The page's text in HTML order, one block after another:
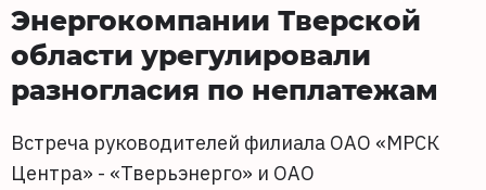
Энергокомпании Тверской
области урегулировали
разногласия по неплатежам
Встреча руководителей филиала ОАО «МРСК
Центра» - «Тверьэнерго» и ОАО